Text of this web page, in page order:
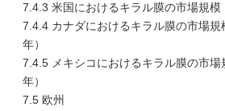
7.4.3 米国におけるキラル膜の市場規模
7.4.4 カナダにおけるキラル膜の市場
年）
7.4.5 メキシコにおけるキラル膜の市
年）
7.5 欧州